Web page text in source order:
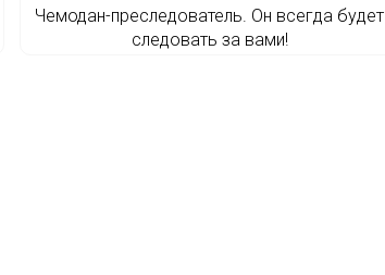
Чемодан-преследователь. Он всегда будет
следовать за вами!